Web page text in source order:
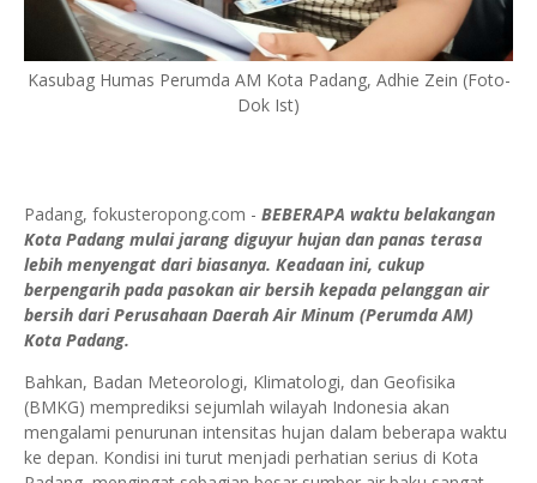
Kasubag Humas Perumda AM Kota Padang, Adhie Zein (Foto-
Dok Ist)
Padang, fokusteropong.com - BEBERAPA waktu belakangan
Kota Padang mulai jarang diguyur hujan dan panas terasa
lebih menyengat dari biasanya. Keadaan ini, cukup
berpengarih pada pasokan air bersih kepada pelanggan air
bersih dari Perusahaan Daerah Air Minum (Perumda AM)
Kota Padang.
Bahkan, Badan Meteorologi, Klimatologi, dan Geofisika
(BMKG) memprediksi sejumlah wilayah Indonesia akan
mengalami penurunan intensitas hujan dalam beberapa waktu
ke depan. Kondisi ini turut menjadi perhatian serius di Kota